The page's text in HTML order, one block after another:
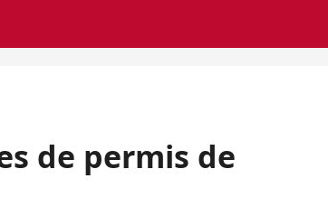
de permis de